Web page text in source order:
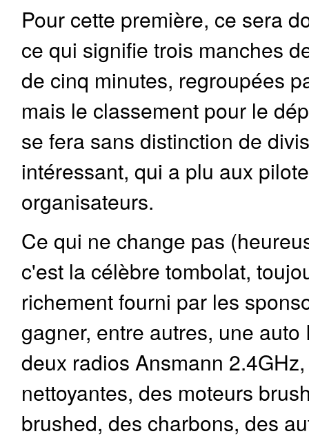
Pour cette première, ce sera
ce qui signifie trois manches
de cinq minutes, regroupées
mais le classement pour le
se fera sans distinction de
intéressant, qui a plu aux
organisateurs.
Ce qui ne change pas
c'est la célèbre tombolat,
richement fourni par les
gagner, entre autres, une auto
deux radios Ansmann
nettoyantes, des moteurs
brushed, des charbons, des